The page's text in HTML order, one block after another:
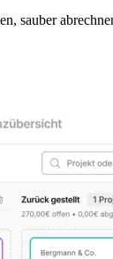
sauber